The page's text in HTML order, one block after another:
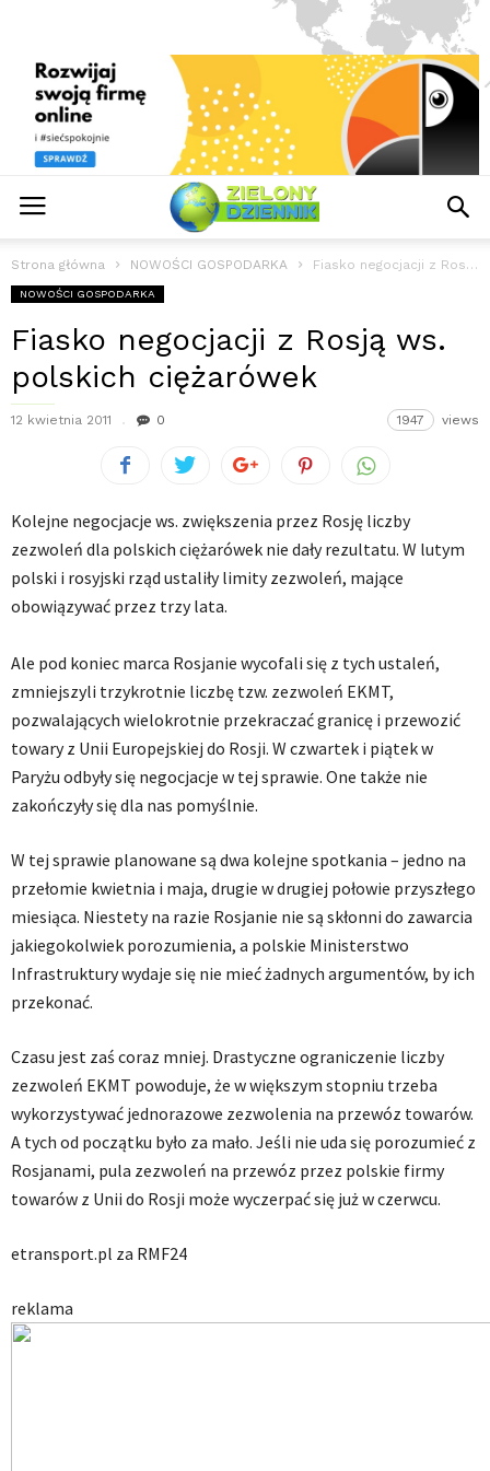
Strona główna NOWOŚCI GOSPODARKA Fiasko negocjacji z Rosją ws. polskich ciężarówek
NOWOŚCI GOSPODARKA
Fiasko negocjacji z Rosją ws.
polskich ciężarówek
12 kwietnia 2011 0 1947 views
Kolejne negocjacje ws. zwiększenia przez Rosję liczby
zezwoleń dla polskich ciężarówek nie dały rezultatu. W lutym
polski i rosyjski rząd ustaliły limity zezwoleń, mające
obowiązywać przez trzy lata.
Ale pod koniec marca Rosjanie wycofali się z tych ustaleń,
zmniejszyli trzykrotnie liczbę tzw. zezwoleń EKMT,
pozwalających wielokrotnie przekraczać granicę i przewozić
towary z Unii Europejskiej do Rosji. W czwartek i piątek w
Paryżu odbyły się negocjacje w tej sprawie. One także nie
zakończyły się dla nas pomyślnie.
W tej sprawie planowane są dwa kolejne spotkania – jedno na
przełomie kwietnia i maja, drugie w drugiej połowie przyszłego
miesiąca. Niestety na razie Rosjanie nie są skłonni do zawarcia
jakiegokolwiek porozumienia, a polskie Ministerstwo
Infrastruktury wydaje się nie mieć żadnych argumentów, by ich
przekonać.
Czasu jest zaś coraz mniej. Drastyczne ograniczenie liczby
zezwoleń EKMT powoduje, że w większym stopniu trzeba
wykorzystywać jednorazowe zezwolenia na przewóz towarów.
A tych od początku było za mało. Jeśli nie uda się porozumieć z
Rosjanami, pula zezwoleń na przewóz przez polskie firmy
towarów z Unii do Rosji może wyczerpać się już w czerwcu.
etransport.pl za RMF24
reklama